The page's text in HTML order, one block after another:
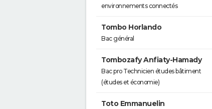
environnements connectés
Tombo Horlando
Bac général
Tombozafy Anfiaty-Hamady
Bac pro Technicien études bâtiment
(études et économie)
Toto Emmanuelin